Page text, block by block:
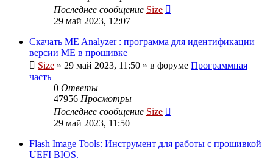
Последнее сообщение Size
29 май 2023, 12:07
Скачать ME Analyzer : программа для идентификации
версии ME в прошивке
Size » 29 май 2023, 11:50 » в форуме Программная
часть
0 Ответы
47956 Просмотры
Последнее сообщение Size
29 май 2023, 11:50
Flash Image Tools: Инструмент для работы с прошивкой
UEFI BIOS.